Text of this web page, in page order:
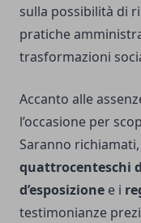
sulla possibilità di
pratiche
trasformazioni
Accanto alle
l’occasione per
Saranno
quattrocenteschi
d’esposizione e i
testimonianze